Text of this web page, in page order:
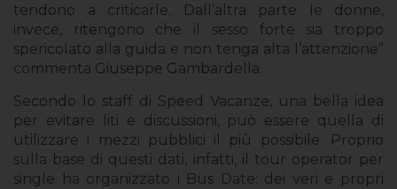
tendono a criticarle. Dall’altra parte le donne,
invece, ritengono che il sesso forte sia troppo
spericolato alla guida e non tenga alta l’attenzione”
commenta Giuseppe Gambardella.
Secondo lo staff di Speed Vacanze, una bella idea
per evitare liti e discussioni, può essere quella di
utilizzare i mezzi pubblici il più possibile. Proprio
sulla base di questi dati, infatti, il tour operator per
single ha organizzato i Bus Date: dei veri e propri